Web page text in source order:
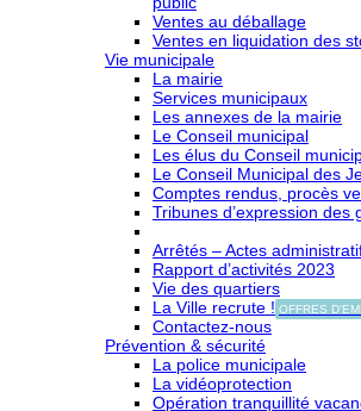
Ventes au déballage
Ventes en liquidation des
Vie municipale
La mairie
Services municipaux
Les annexes de la mairie
Le Conseil municipal
Les élus du Conseil
Le Conseil Municipal des
Comptes rendus, procès
Tribunes d’expression des
Arrêtés – Actes
Rapport d’activités 2023
Vie des quartiers
La Ville recrute ! OFFRES
Contactez-nous
Prévention & sécurité
La police municipale
La vidéoprotection
Opération tranquillité